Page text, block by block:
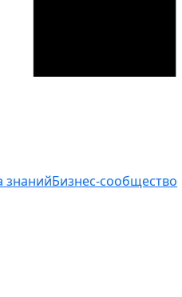
знанийБизнес-сообщество